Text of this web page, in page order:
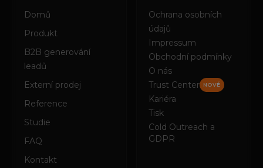
Domů
Produkt
B2B generování
leadů
Externí prodej
Reference
Studie
FAQ
Kontakt
Ochrana osobních
údajů
Impressum
Obchodní podmínky
O nás
Trust Center
NOVÉ
Kariéra
Tisk
Cold Outreach a
GDPR